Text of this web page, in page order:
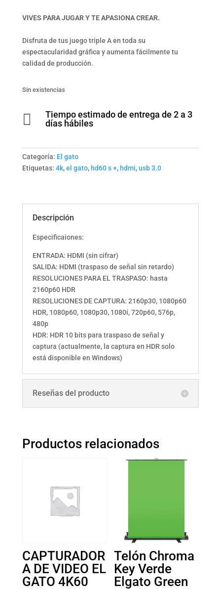
VIVES PARA JUGAR Y TE APASIONA CREAR.
Disfruta de tus juego triple A en toda su
espectacularidad gráfica y aumenta fácilmente tu
calidad de producción.
Sin existencias

Tiempo estimado de entrega de 2 a 3
días hábiles
Categoría: El gato
Etiquetas: 4k,el gato, hd60 s +, hdmi,usb 3.0
Descripción
Especificaiones:
ENTRADA: HDMI (sin cifrar)
SALIDA: HDMI (traspaso de señal sin retardo)
RESOLUCIONES PARA EL TRASPASO: hasta
2160p60 HDR
RESOLUCIONES DE CAPTURA: 2160p30, 1080p60
HDR, 1080p60, 1080p30, 1080i, 720p60, 576p,
480p
HDR: HDR 10 bits para traspaso de señal y
captura (actualmente, la captura en HDR solo
está disponible en Windows)
Reseñas del producto
Productos relacionados
CAPTURADOR
A DE VIDEO EL
GATO 4K60
Telón Chroma
Key Verde
Elgato Green